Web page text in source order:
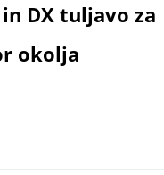
DX tuljavo za
okolja